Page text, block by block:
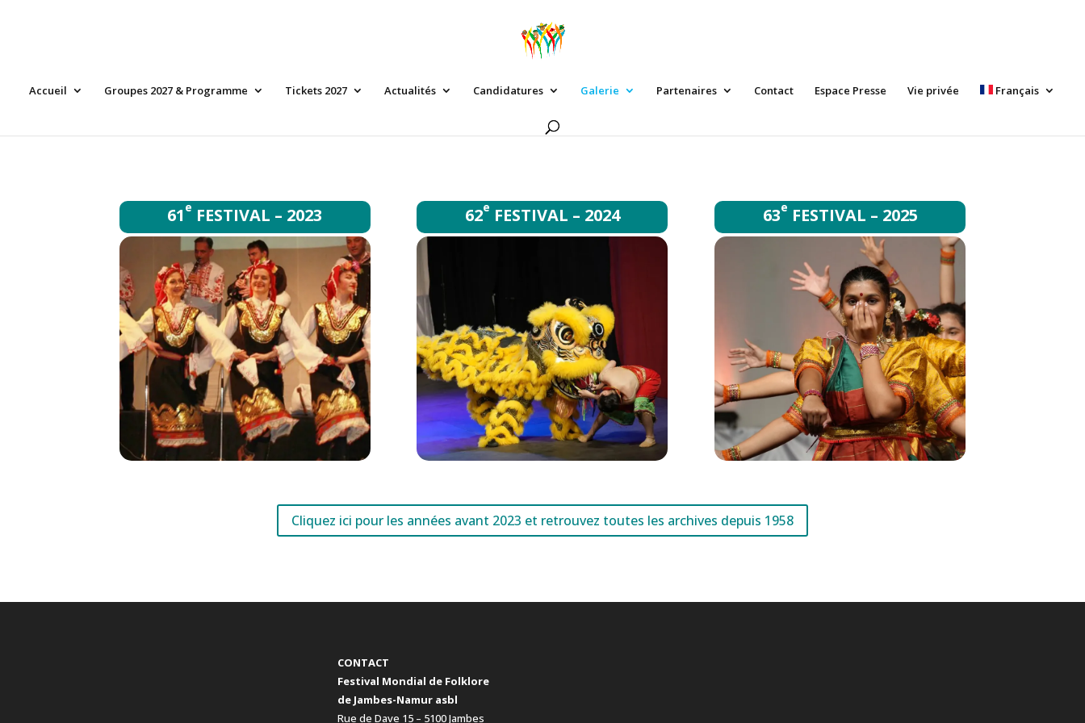
Accueil Groupes 2027 & Programme Tickets 2027 Actualités Candidatures Galerie Partenaires Contact Espace Presse Vie privée Français
61 e FESTIVAL – 2023 62e FESTIVAL – 2024 63e FESTIVAL – 2025
Cliquez ici pour les années avant 2023 et retrouvez toutes les archives depuis 1958
CONTACT
Festival Mondial de Folklore
de Jambes-Namur asbl
Rue de Dave 15 – 5100 Jambes